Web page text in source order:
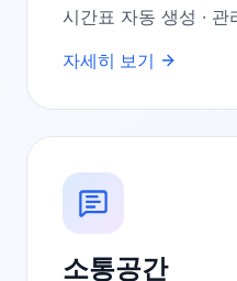
시간표 자동 생성 · 관
자세히 보기
소통공간